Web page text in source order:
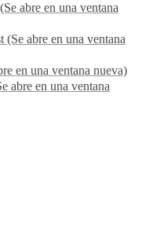
abre en una ventana
abre en una ventana
en una ventana nueva)
abre en una ventana